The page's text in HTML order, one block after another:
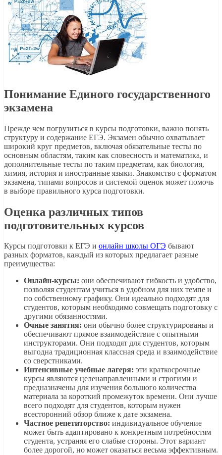
Понимание Единого государственного
экзамена
Прежде чем погрузиться в курсы подготовки, важно понять
структуру и содержание ЕГЭ. Экзамен обычно охватывает
широкий круг предметов, включая обязательные тесты по
основным областям, таким как словесность и математика, и
дополнительные тесты по таким предметам, как биология,
химия, история и иностранные языки. Знакомство с форматом
экзамена, типами вопросов и системой оценок может помочь
в выборе правильного курса подготовки.
Оценка различных типов
подготовительных курсов
Курсы подготовки к ЕГЭ и онлайн школы ОГЭ бывают
разных форматов, каждый из которых предлагает разные
преимущества:
Онлайн-курсы: они обеспечивают гибкость и удобство,
позволяя студентам учиться в удобном для них темпе и
по собственному графику. Они идеально подходят для
студентов, которым необходимо совмещать подготовку с
другими обязанностями.
Очные занятия: они обычно более структурированы и
обеспечивают прямое взаимодействие с опытными
инструкторами. Они подходят для студентов, которым
выгодна традиционная классная среда и взаимодействие
со сверстниками.
Интенсивные учебные лагеря: эти краткосрочные
курсы являются целенаправленными и строгими и
предназначены для изучения большого количества
материала за короткий промежуток времени. Они лучше
всего подходят для студентов, которым нужен
всесторонний обзор ближе к дате экзамена.
Частное репетиторство: индивидуальное обучение
может быть адаптировано к конкретным потребностям
студента, устраняя его слабые стороны. Этот вариант
более дорогой, но может оказаться весьма эффективным.